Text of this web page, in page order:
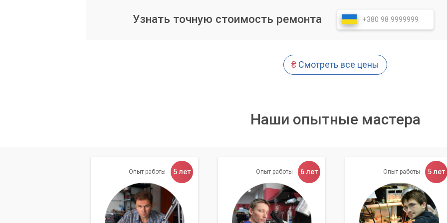
оптимально настроить яркость для различных условий освещения, а также использовать функцию
адаптивной яркости, если она доступна.
Даже небольшое снижение яркости экрана может значительно увеличить время
работы от батареи, особенно если вы часто используете ноутбук в условиях с
Проверка состояния аккумулятора
Со временем любой аккумулятор изнашивается и теряет свою емкость. Мы проведем диагностику
Узнать точную стоимость ремонта
₴ Смотреть все цены
Наши опытные мастера
Опыт работы 5 лет Опыт работы 6 лет Опыт работы 5 лет